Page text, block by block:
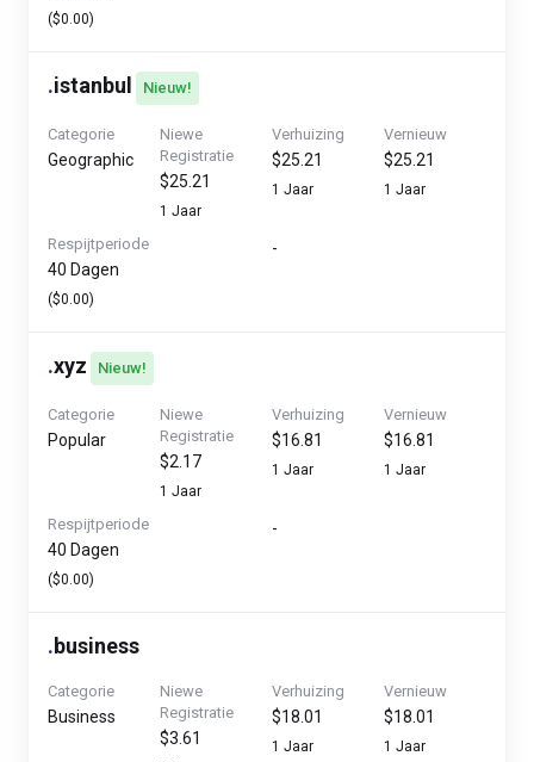
($0.00)
.istanbul Nieuw!
Categorie
Geographic
Niewe
Registratie
$25.21
1 Jaar
Verhuizing
$25.21
1 Jaar
Vernieuw
$25.21
1 Jaar
Respijtperiode
40 Dagen
($0.00)
-
.xyz Nieuw!
Categorie
Popular
Niewe
Registratie
$2.17
1 Jaar
Verhuizing
$16.81
1 Jaar
Vernieuw
$16.81
1 Jaar
Respijtperiode
40 Dagen
($0.00)
-
.business
Categorie
Business
Niewe
Registratie
$3.61
Verhuizing
$18.01
1 Jaar
Vernieuw
$18.01
1 Jaar